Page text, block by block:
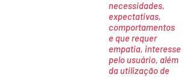
necessidades,
expectativas,
comportamentos
e que requer
empatia, interesse
pelo usuário, além
da utilização de